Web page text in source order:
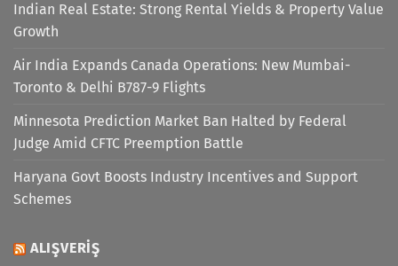
Indian Real Estate: Strong Rental Yields & Property Value
Growth
Air India Expands Canada Operations: New Mumbai-
Toronto & Delhi B787-9 Flights
Minnesota Prediction Market Ban Halted by Federal
Judge Amid CFTC Preemption Battle
Haryana Govt Boosts Industry Incentives and Support
Schemes
ALIŞVERIŞ